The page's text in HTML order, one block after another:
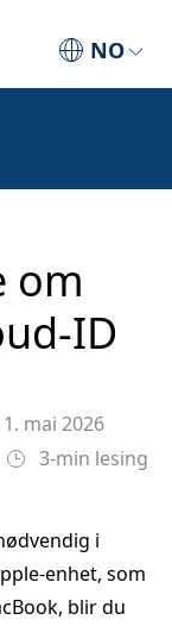
NO
om
mai 2026
3-min lesing
i
som
blir du